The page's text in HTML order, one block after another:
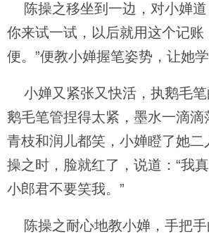
陈操之移坐到一边，对小婵道
你来试一试，以后就用这个记账
便。”便教小婵握笔姿势，让她学
小婵又紧张又快活，执鹅毛笔
鹅毛笔管捏得太紧，墨水一滴滴
青枝和润儿都笑，小婵瞪了她二
操之时，脸就红了，说道：“我
小郎君不要笑我。”
陈操之耐心地教小婵，手把手